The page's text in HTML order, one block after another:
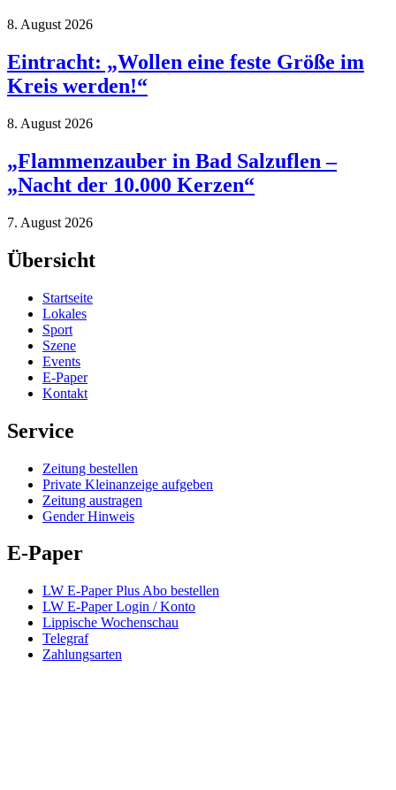
8. August 2026
Eintracht: „Wollen eine feste Größe im
Kreis werden!“
8. August 2026
„Flammenzauber in Bad Salzuflen –
„Nacht der 10.000 Kerzen“
7. August 2026
Übersicht
Startseite
Lokales
Sport
Szene
Events
E-Paper
Kontakt
Service
Zeitung bestellen
Private Kleinanzeige aufgeben
Zeitung austragen
Gender Hinweis
E-Paper
LW E-Paper Plus Abo bestellen
LW E-Paper Login / Konto
Lippische Wochenschau
Telegraf
Zahlungsarten